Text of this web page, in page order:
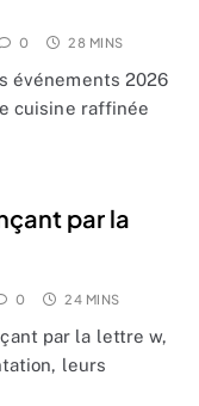
0 28 MINS
événements 2026
cuisine raffinée
par la
0 24 MINS
par la lettre w,
leurs